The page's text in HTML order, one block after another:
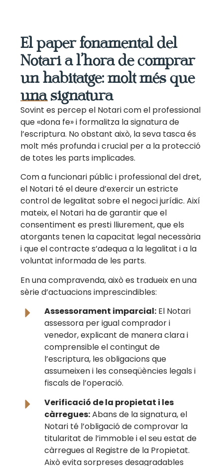
El paper fonamental del
Notari a l’hora de comprar
un habitatge: molt més que
una signatura
Sovint es percep el Notari com el professional
que «dona fe» i formalitza la signatura de
l’escriptura. No obstant això, la seva tasca és
molt més profunda i crucial per a la protecció
de totes les parts implicades.
Com a funcionari públic i professional del dret,
el Notari té el deure d’exercir un estricte
control de legalitat sobre el negoci jurídic. Així
mateix, el Notari ha de garantir que el
consentiment es presti lliurement, que els
atorgants tenen la capacitat legal necessària
i que el contracte s’adequa a la legalitat i a la
voluntat informada de les parts.
En una compravenda, això es tradueix en una
sèrie d’actuacions imprescindibles:
Assessorament imparcial:El Notari
assessora per igual comprador i
venedor, explicant de manera clara i
comprensible el contingut de
l’escriptura, les obligacions que
assumeixen i les conseqüències legals i
fiscals de l’operació.
Verificació de la propietat i les
càrregues:Abans de la signatura, el
Notari té l’obligació de comprovar la
titularitat de l’immoble i el seu estat de
càrregues al Registre de la Propietat.
Això evita sorpreses desagradables